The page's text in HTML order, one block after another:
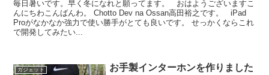
毎日暑いです。早く冬になれと願ってます。 おはようございますこ
んにちわこんばんわ。 Chotto Dev na Ossan高田裕之です。 iPad
Proがなかなか強力で使い勝手がとても良いです。 せっかくならこれ
で開発してみたい...
ガジェット お手製インターホンを作りました